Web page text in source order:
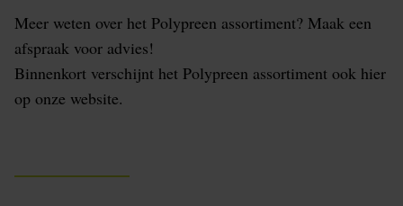
Meer weten over het Polypreen assortiment? Maak een
afspraak voor advies!
Binnenkort verschijnt het Polypreen assortiment ook hier
op onze website.